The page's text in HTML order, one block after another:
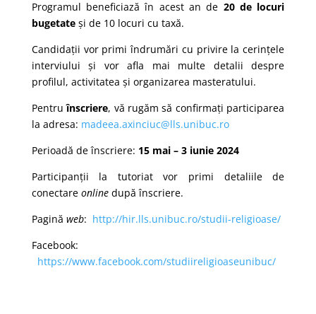
Programul beneficiază în acest an de 20 de locuri
bugetateși de 10 locuri cu taxă.
Candidaţii vor primi îndrumări cu privire la cerințele
interviului și vor afla mai multe detalii despre
profilul, activitatea și organizarea masteratului.
Pentru înscriere, vă rugăm să confirmați participarea
la adresa: madeea.axinciuc@lls.unibuc.ro
Perioadă de înscriere: 15 mai – 3 iunie 2024
Participanții la tutoriat vor primi detaliile de
conectare onlinedupă înscriere.
Pagină web: http://hir.lls.unibuc.ro/studii-religioase/
Facebook:
https://www.facebook.com/studiireligioaseunibuc/